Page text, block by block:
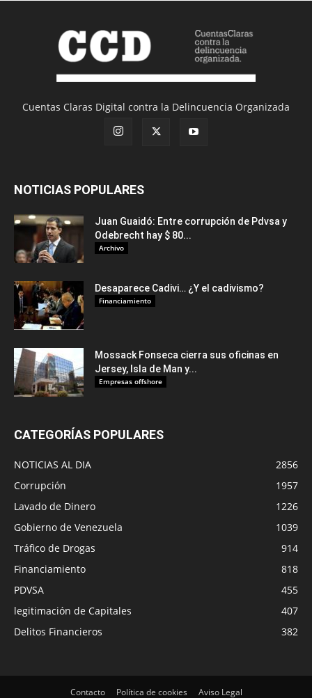
Cuentas Claras Digital contra la Delincuencia Organizada
NOTICIAS POPULARES
Juan Guaidó: Entre corrupción de Pdvsa y
Odebrecht hay $ 80...
Archivo
Desaparece Cadivi… ¿Y el cadivismo?
Financiamiento
Mossack Fonseca cierra sus oficinas en
Jersey, Isla de Man y...
Empresas offshore
CATEGORÍAS POPULARES
NOTICIAS AL DIA
2856
Corrupción
1957
Lavado de Dinero
1226
Gobierno de Venezuela
1039
Tráfico de Drogas
914
Financiamiento
818
PDVSA
455
legitimación de Capitales
407
Delitos Financieros
382
Contacto Política de cookies Aviso Legal